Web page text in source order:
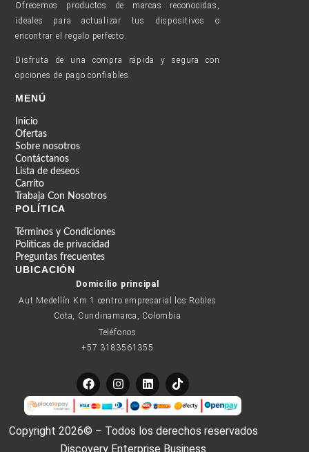
Ofrecemos productos de marcas reconocidas,
ideales para actualizar tus dispositivos o
encontrar el regalo perfecto.
Disfruta de una compra rápida y segura con
opciones de pago confiables.
MENÚ
Inicio
Ofertas
Sobre nosotros
Contáctanos
Lista de deseos
Carrito
Trabaja Con Nosotros
POLÍTICA
Términos y Condiciones
Políticas de privacidad
Preguntas frecuentes
UBICACIÓN
Domicilio principal
Aut Medellín Km 1 centro empresarial los Robles
Cota, Cundinamarca, Colombia
Teléfonos
+57 3183561355
F
a
c
e
b
o
o
I
n
s
t
a
g
r
L
i
n
k
d
i
T
i
k
t
k
Copyright 2026© – Todos los derechos reservados
Discovery Enterprise Business